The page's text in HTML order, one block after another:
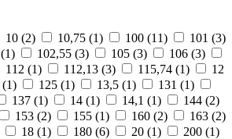
10 (2) 10,75 (1) 100 (11) 101 (3)
(1) 102,55 (3) 105 (3) 106 (3)
112 (1) 112,13 (3) 115,74 (1)
12
(1) 125 (1) 13,5 (1) 131 (1)
137 (1) 14 (1) 14,1 (1) 144 (2)
153 (2) 155 (1) 160 (2) 163 (2)
18 (1) 180 (6) 20 (1) 200 (1)